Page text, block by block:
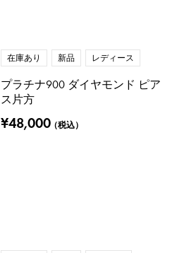
在庫あり 新品 レディース
プラチナ900 ダイヤモンド ピア
ス片方
¥48,000（税込）